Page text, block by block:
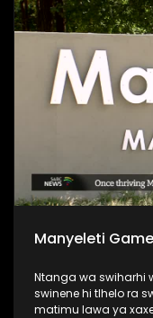
Manyeleti
Ntanga wa swiharhi
swinene hi tlhelo ra
matimu lawa ya